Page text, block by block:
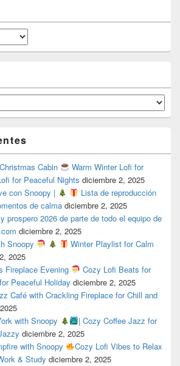
Cabin
Warm Winter Lofi for
for Peaceful Nights diciembre 2, 2025
con Snoopy |
Lista de reproducción
de calma diciembre 2, 2025
prospero 2026 de parte de todo el equipo de
diciembre 2, 2025
Snoopy
Winter Playlist for Calm
2025
Fireplace Evening
Cozy Lofi Beats for
Peaceful Holiday diciembre 2, 2025
Café with Crackling Fireplace for Chill and
with Snoopy
| Cozy Coffee Jazz for
diciembre 2, 2025
with Snoopy
Cozy Lofi Vibes to Relax
& Study diciembre 2, 2025